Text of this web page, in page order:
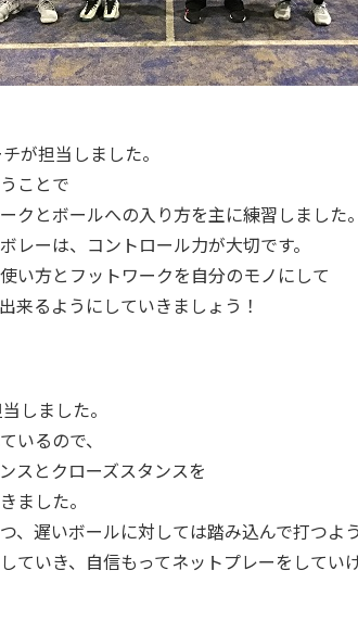
が担当しました。
ことで
クとボールへの入り方を主に練習しました。
レーは、コントロール力が大切です。
い方とフットワークを自分のモノにして
来るようにしていきましょう！
しました。
いるので、
スとクローズスタンスを
ました。
、遅いボールに対しては踏み込んで打つよ
ていき、自信もってネットプレーをしてい